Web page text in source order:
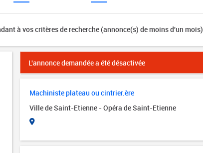
à vos critères de recherche (annonce(s) de moins d'un mois)
L'annonce demandée a été désactivée
Machiniste plateau ou cintrier.ère
Ville de Saint-Etienne - Opéra de Saint-Etienne